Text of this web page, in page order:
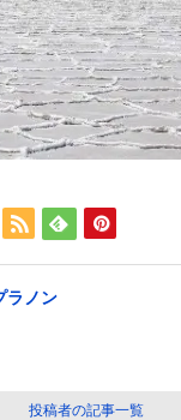
ラノン
投稿者の記事一覧